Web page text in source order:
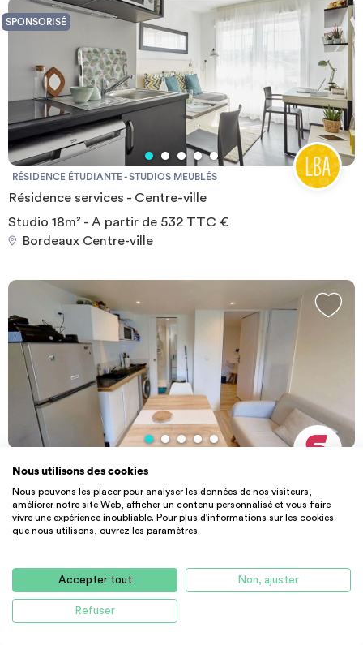
SPONSORISÉ
RÉSIDENCE ÉTUDIANTE - STUDIOS MEUBLÉS
Résidence services - Centre-ville
Studio 18m² - A partir de 532 TTC €
Bordeaux Centre-ville
AGENCE APPARTEMENT
Apartment in Rue Calixte Camelle, Talen...
🏠 LE LOGEMENTLa pièce de vie est meublée avec une table
basse, une table à manger, un meuble télévision et de nombreux
plaques de cuisson, d'un évier, d'un réfrigérateur avec
compartiment congélateur, machine à laver, ainsi que de nombreux
rangements et ustensiles de cuisine.La salle d'eau comporte une
Nous utilisons des cookies
Nous pouvons les placer pour analyser les données de nos visiteurs,
améliorer notre site Web, afficher un contenu personnalisé et vous faire
vivre une expérience inoubliable. Pour plus d'informations sur les cookies
que nous utilisons, ouvrez les paramètres.
Accepter tout Non, ajuster
Refuser